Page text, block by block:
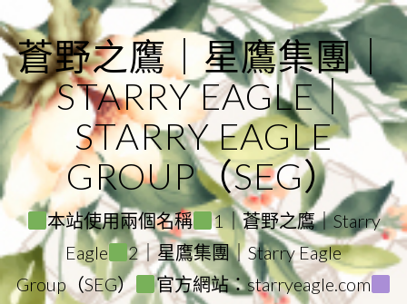
to
content
蒼野之鷹｜星鷹集團｜
STARRY EAGLE｜
STARRY EAGLE
GROUP（SEG）
本站使用兩個名稱
1｜蒼野之鷹｜Starry
Eagle
2｜星鷹集團｜Starry Eagle
Group（SEG）
官方網站：starryeagle.com